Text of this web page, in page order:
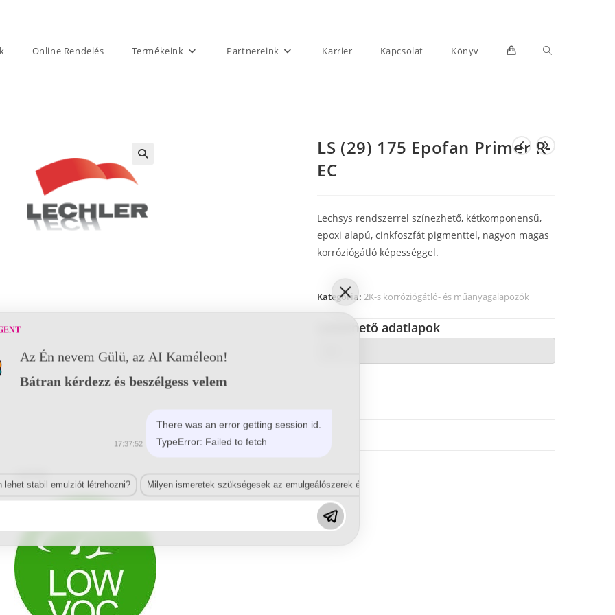
Online Rendelés Termékeink Partnereink Karrier Kapcsolat Könyv Toggle
website
LS (29) 175 Epofan Primer R-
EC
Lechsys rendszerrel színezhető, kétkomponensű,
epoxi alapú, cinkfoszfát pigmenttel, nagyon magas
korróziógátló képességgel.
Kategória:2K-s korróziógátló- és műanyagalapozók
Letölthető adatlapok
Leírás
Az Én nevem Gülü, az AI Kaméleon!
Bátran kérdezz és beszélgess velem
There was an error getting session id.
TypeError: Failed to fetch
17:37:52
lehet stabil emulziót létrehozni? Milyen ismeretek szükségesek az emulgeálószerek és diszpergálószerek terén?